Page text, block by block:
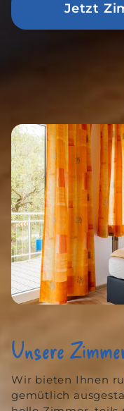
Jetzt
Unsere
Wir bieten Ihnen
gemütlich